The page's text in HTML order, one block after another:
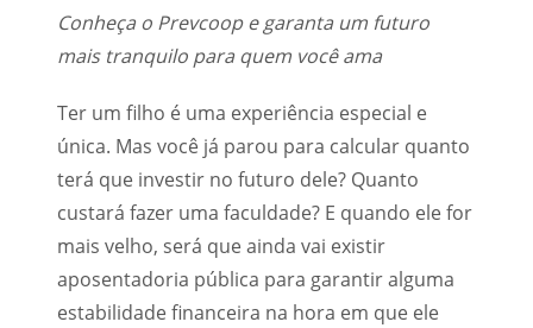
Conheça o Prevcoop e garanta um futuro
mais tranquilo para quem você ama
Ter um filho é uma experiência especial e
única. Mas você já parou para calcular quanto
terá que investir no futuro dele? Quanto
custará fazer uma faculdade? E quando ele for
mais velho, será que ainda vai existir
aposentadoria pública para garantir alguma
estabilidade financeira na hora em que ele